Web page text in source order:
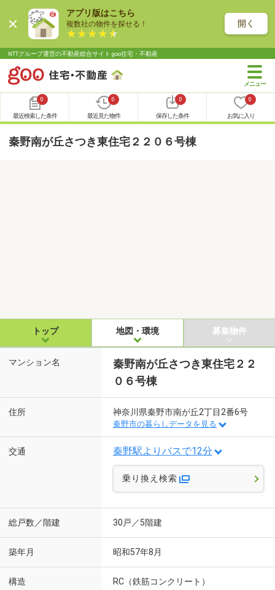
アプリ版はこちら
複数社の物件を探せる！ 開く
NTTグループ運営の不動産総合サイト goo住宅・不動産
0
最近検索した条件
0
最近見た物件
0
保存した条件
0
お気に入り
秦野南が丘さつき東住宅２２０６号棟
トップ 地図・環境 募集物件
マンション名
秦野南が丘さつき東住宅２２
０６号棟
住所 神奈川県秦野市南が丘2丁目2番6号
秦野市の暮らしデータを見る
交通 秦野駅よりバスで12分
乗り換え検索
総戸数／階建 30戸／5階建
築年月 昭和57年8月
構造 RC（鉄筋コンクリート）